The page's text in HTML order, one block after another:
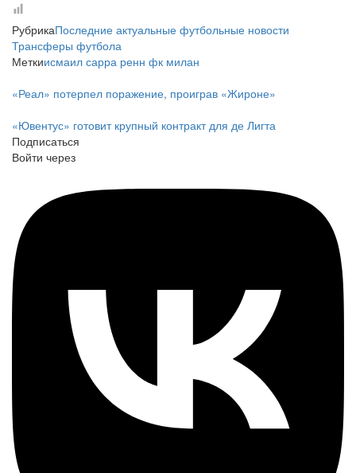
РубрикаПоследние актуальные футбольные новости
Трансферы футбола
Меткиисмаил сарра ренн фк милан
«Реал» потерпел поражение, проиграв «Жироне»
«Ювентус» готовит крупный контракт для де Лигта
Подписаться
Войти через